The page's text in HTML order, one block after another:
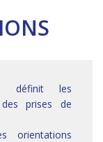
définit les
prises de
orientations